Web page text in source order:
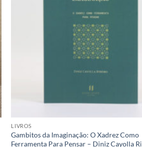
LIVROS
Gambitos da Imaginação: O Xadrez Como
Ferramenta Para Pensar – Diniz Cayolla